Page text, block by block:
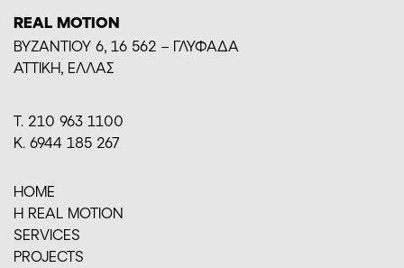
REAL MOTION
BYZANTIOY 6, 16 562 – ΓΛΥΦΑΔΑ
ΑΤΤΙΚΗ, ΕΛΛΑΣ
Τ. 210 963 1100
Κ. 6944 185 267
HOME
H REAL MOTION
SERVICES
PROJECTS